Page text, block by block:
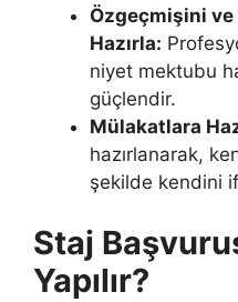
Özgeçmişini
Hazırla:
niyet mektubu
güçlendir.
Mülakatlara
hazırlanarak,
şekilde kendini
Staj
Yapılır?